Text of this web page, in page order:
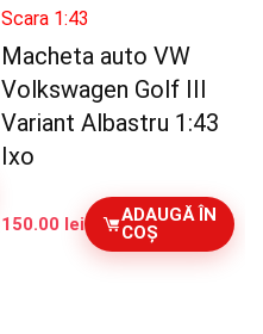
Scara 1:43
Macheta auto VW
Volkswagen Golf III
Variant Albastru 1:43
Ixo
150.00 lei
ADAUGĂ ÎN
COȘ